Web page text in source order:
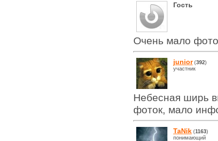
Гость
Очень мало
junior(392)
участник
Небесная ширь
фоток, мало
TaNik (1163)
понимающий